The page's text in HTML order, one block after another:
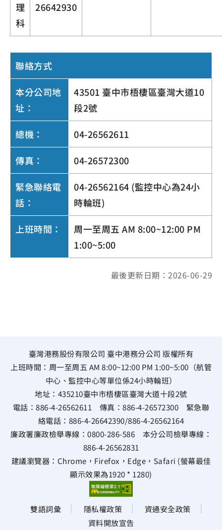
理
科
26642930
聯絡方式
本分公司地
址：
43501 臺中市梧棲區臺灣大道10
段2號
總機： 04-26562611
傳真： 04-26572300
緊急聯絡電
話：
04-26562164 (監控中心為24小
時輪班)
上班時間：
周一至周五 AM 8:00~12:00 PM
1:00~5:00
最後更新日期：2026-06-29
臺灣港務股份有限公司 臺中港務分公司 版權所有
上班時間：周一至周五 AM 8:00~12:00 PM 1:00~5:00（航管
中心、監控中心等單位係24小時輪班）
地址： 435210臺中市梧棲區臺灣大道十段2號
電話：886-4-26562611 傳真：886-4-26572300 緊急聯
絡電話： 886-4-26642390/886-4-26562164
廉政署廉政檢舉專線： 0800-286-586 本分公司檢舉專線：
886-4-26562831
建議瀏覽器：Chrome，Firefox，Edge，Safari (螢幕最佳
顯示效果為1920 * 1280)
雙語詞彙 隱私權政策
資通安全政策
資料開放宣告